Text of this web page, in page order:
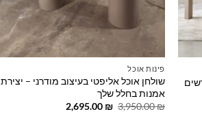
פינות אוכל
שולחן אוכל אליפטי בעיצוב מודרני – יצירת
אמנות בחלל שלך
3,950.00₪
המחיר
2,695.00 ₪